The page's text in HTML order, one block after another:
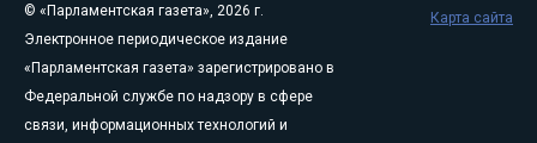
© «Парламентская газета», 2026 г.
Электронное периодическое издание
«Парламентская газета» зарегистрировано в
Федеральной службе по надзору в сфере
связи, информационных технологий и
Карта сайта